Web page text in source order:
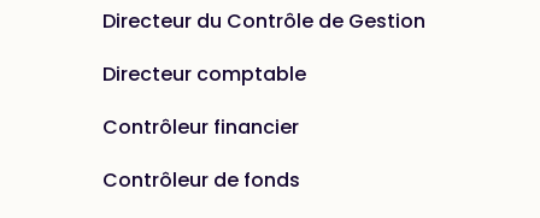
Directeur du Contrôle de Gestion
Directeur comptable
Contrôleur financier
Contrôleur de fonds